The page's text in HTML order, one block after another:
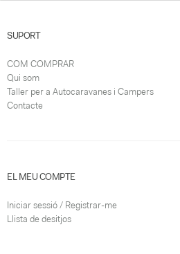
SUPORT
COM COMPRAR
Qui som
Taller per a Autocaravanes i Campers
Contacte
EL MEU COMPTE
Iniciar sessió / Registrar-me
Llista de desitjos